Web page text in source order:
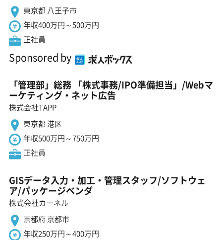
東京都 八王子市
年収400万円～500万円
正社員
Sponsored by
「管理部」総務 「株式事務/IPO準備担当」/Webマ
ーケティング・ネット広告
株式会社TAPP
東京都 港区
年収500万円～750万円
正社員
GISデータ入力・加工・管理スタッフ/ソフトウェ
ア/パッケージベンダ
株式会社カーネル
京都府 京都市
年収250万円～400万円